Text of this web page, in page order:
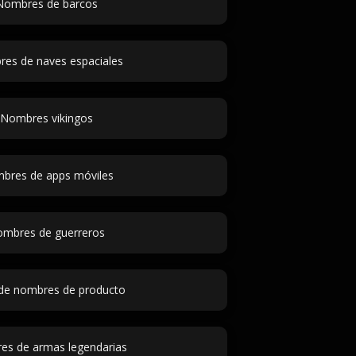
de barcos
de naves espaciales
Nombres vikingos
de apps móviles
de guerreros
nombres de producto
de armas legendarias